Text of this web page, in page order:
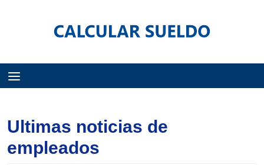
Ultimas noticias de
empleados